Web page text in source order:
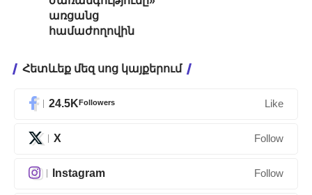
առցանց
համաժողովին
Հետևեք մեզ սոց կայքերում
24.5KFollowers Like
X Follow
Instagram Follow